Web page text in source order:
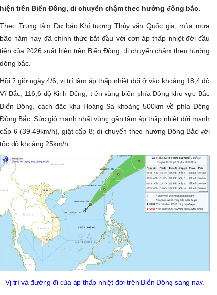
hiện trên Biển Đông, di chuyển chậm theo hướng đông bắc.
Theo Trung tâm Dự báo Khí tượng Thủy văn Quốc gia, mùa mưa
bão năm nay đã chính thức bắt đầu với cơn áp thấp nhiệt đới đầu
tiên của 2026 xuất hiện trên Biển Đông, di chuyển chậm theo hướng
đông bắc.
Hồi 7 giờ ngày 4/6, vị trí tâm áp thấp nhiệt đới ở vào khoảng 18,4 độ
Vĩ Bắc; 116,6 độ Kinh Đông, trên vùng biển phía Đông khu vực Bắc
Biển Đông, cách đặc khu Hoàng Sa khoảng 500km về phía Đông
Đông Bắc. Sức gió mạnh nhất vùng gần tâm áp thấp nhiệt đới mạnh
cấp 6 (39-49km/h), giật cấp 8; di chuyển theo hướng Đông Bắc với
tốc độ khoảng 25km/h.
Vị trí và đường đi của áp thấp nhiệt đới trên Biển Đông sáng nay.